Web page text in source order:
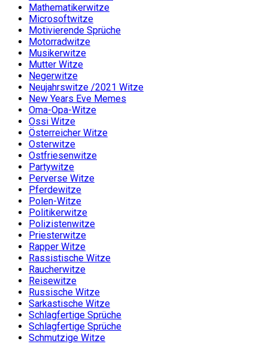
Mathematikerwitze
Microsoftwitze
Motivierende Sprüche
Motorradwitze
Musikerwitze
Mutter Witze
Negerwitze
Neujahrswitze /2021 Witze
New Years Eve Memes
Oma-Opa-Witze
Ossi Witze
Österreicher Witze
Osterwitze
Ostfriesenwitze
Partywitze
Perverse Witze
Pferdewitze
Polen-Witze
Politikerwitze
Polizistenwitze
Priesterwitze
Rapper Witze
Rassistische Witze
Raucherwitze
Reisewitze
Russische Witze
Sarkastische Witze
Schlagfertige Sprüche
Schlagfertige Sprüche
Schmutzige Witze